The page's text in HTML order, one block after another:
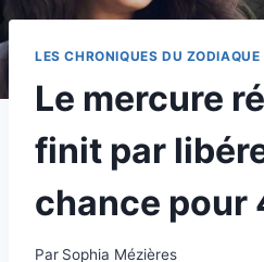
LES CHRONIQUES DU ZODIAQUE
Le mercure
finit par
chance pour
Par Sophia Mézières